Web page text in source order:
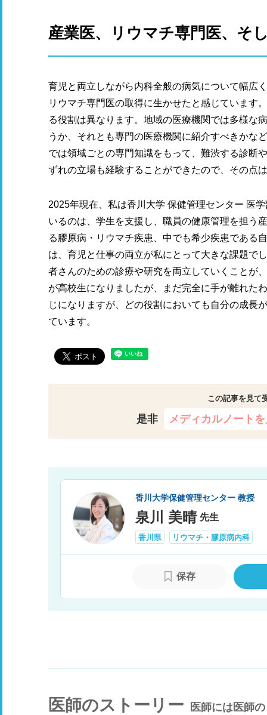
産業医、リウマチ専門医、そ
育児と両立しながら内科全般の病気について幅広
リウマチ専門医の取得に生かせたと感じています
る役割は異なります。地域の医療機関では多様な
うか、それとも専門の医療機関に紹介すべきかな
では領域ごとの専門知識をもって、難渋する診断
ずれの立場も経験することができたので、その点
2025年現在、私は香川大学 保健管理センター 医
いるのは、学生を支援し、職員の健康管理を担う
る膠原病・リウマチ疾患、中でも希少疾患である
は、育児と仕事の両立が私にとって大きな課題で
者さんのための診療や研究を両立していくことが
が高校生になりましたが、まだ完全に手が離れた
じになりますが、どの役割においても自分の成長
ています。
この記事を見て
是非 メディカルノート
香川大学保健管理センター 教授
泉川 美晴 先生
香川県 リウマチ・膠原病内科
保存
医師のストーリー 医師には医師